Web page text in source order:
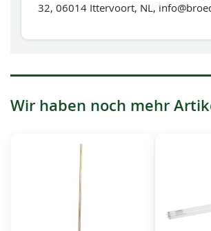
32, 06014 Ittervoort, NL,
Wir haben noch mehr